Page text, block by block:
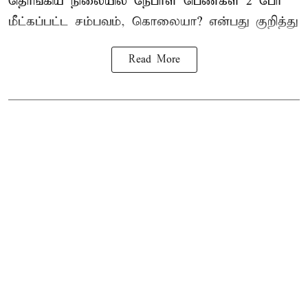
மீட்கப்பட்ட சம்பவம், கொலையா? என்பது குறித்து
Read More